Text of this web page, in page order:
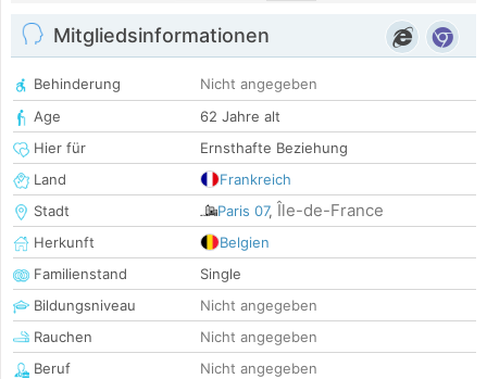
Mitgliedsinformationen
Behinderung
Nicht angegeben
Age
62 Jahre alt
Hier für
Ernsthafte Beziehung
Land
Frankreich
Stadt
Paris 07, Île-de-France
Herkunft
Belgien
Familienstand
Single
Bildungsniveau
Nicht angegeben
Rauchen
Nicht angegeben
Beruf
Nicht angegeben